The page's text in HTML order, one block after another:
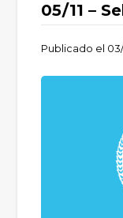
05/11 –
Publicado el